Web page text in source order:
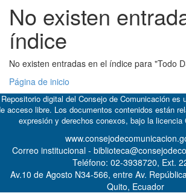
No existen
índice
No existen entradas en el índice para "Todo
Página de inicio
digital del Consejo de Comunicación es
acceso libre. Los documentos contenidos están
expresión y derechos conexos, bajo la licencia
Correo institucional -
Teléfono: 02-3938720, Ext.
Av.10 de Agosto N34-566, entre Av.
Quito, Ecuador